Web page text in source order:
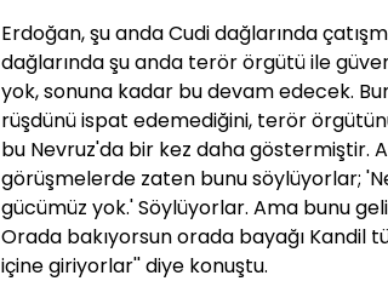
Erdoğan, şu anda Cudi dağlarında
dağlarında şu anda terör örgütü ile
yok, sonuna kadar bu devam edecek.
rüşdünü ispat edemediğini, terör
bu Nevruz'da bir kez daha göstermiştir.
görüşmelerde zaten bunu söylüyorlar;
gücümüz yok.' Söylüyorlar. Ama bunu
Orada bakıyorsun orada bayağı Kandil
içine giriyorlar'' diye konuştu.